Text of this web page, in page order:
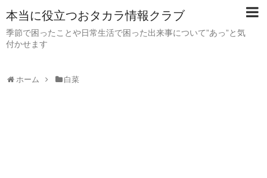
本当に役立つおタカラ情報クラブ
季節で困ったことや日常生活で困った出来事について”あっ”と気
付かせます
ホーム 白菜